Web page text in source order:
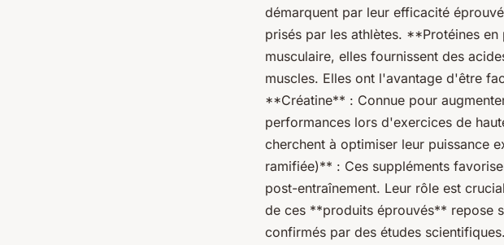
démarquent par leur efficacité
prisés par les athlètes. **Protéines
musculaire, elles fournissent des
muscles. Elles ont l'avantage d'être
**Créatine** : Connue pour
performances lors d'exercices de
cherchent à optimiser leur puissance
ramifiée)** : Ces suppléments
post-entraînement. Leur rôle est
de ces **produits éprouvés** repose
confirmés par des études